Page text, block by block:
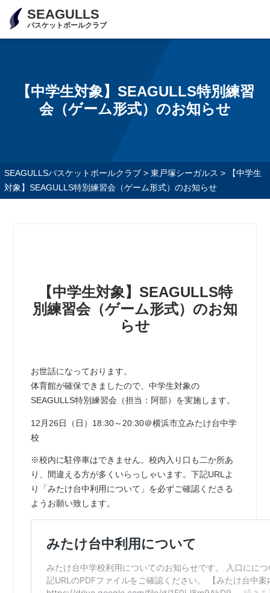
SEAGULLS
バスケットボールクラブ
【中学生対象】SEAGULLS特別練習
会（ゲーム形式）のお知らせ
SEAGULLSバスケットボールクラブ> 東戸塚シーガルス >
【中学生
対象】SEAGULLS特別練習会（ゲーム形式）のお知らせ
【中学生対象】SEAGULLS特
別練習会（ゲーム形式）のお知
らせ
お世話になっております。
体育館が確保できましたので、中学生対象の
SEAGULLS特別練習会（担当：阿部）を実施します。
12月26日（日）18:30～20:30＠横浜市立みたけ台中学
校
※校内に駐停車はできません。校内入り口も二か所あ
り、間違える方が多くいらっしゃいます。下記URLよ
り「みたけ台中利用について」を必ずご確認くださる
ようお願い致します。